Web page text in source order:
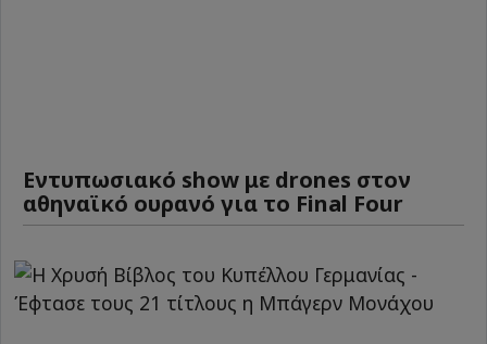
Εντυπωσιακό show με drones στον
αθηναϊκό ουρανό για το Final Four